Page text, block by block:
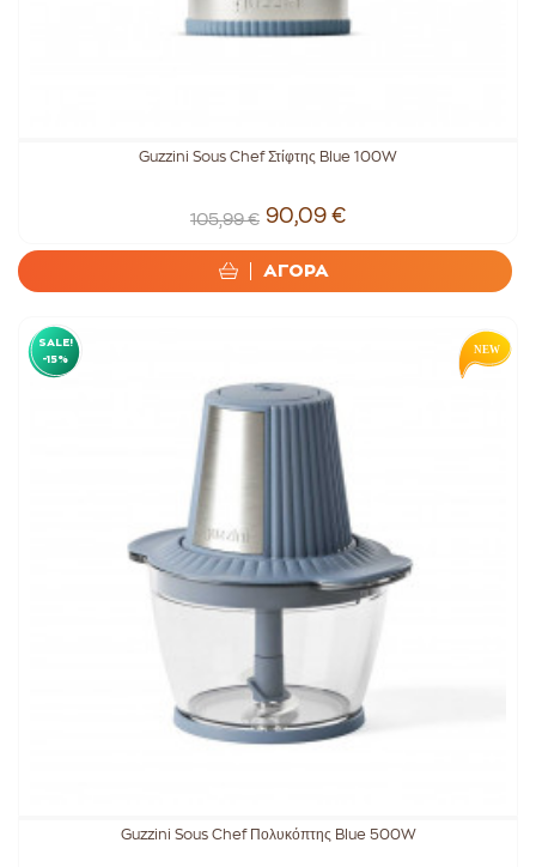
Guzzini Sous Chef Στίφτης Blue 100W
105,99 € 90,09 €
ΑΓΟΡΑ
SALE!
-15%
Guzzini Sous Chef Πολυκόπτης Blue 500W